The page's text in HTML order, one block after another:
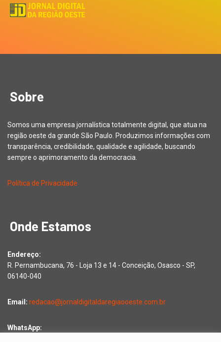
Sobre
Somos uma empresa jornalística totalmente digital, que atua na
região oeste da grande São Paulo. Produzimos informações com
transparência, credibilidade, qualidade e agilidade, buscando
sempre o aprimoramento da democracia.
Política de Privacidade
Onde Estamos
Endereço:
R. Pernambucana, 76 - Loja 13 e 14 - Conceição, Osasco - SP,
06140-040
Email: redacao@jornaldigitaldaregiaooeste.com.br
WhatsApp: